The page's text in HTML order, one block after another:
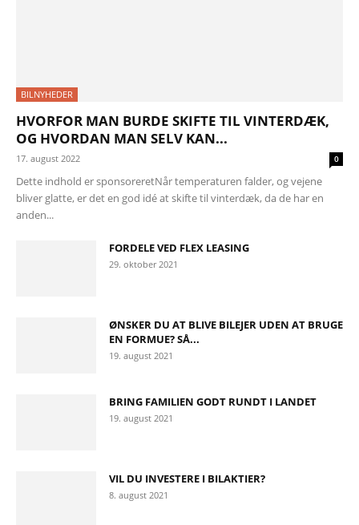
BILNYHEDER
HVORFOR MAN BURDE SKIFTE TIL VINTERDÆK,
OG HVORDAN MAN SELV KAN...
17. august 2022 0
Dette indhold er sponsoreretNår temperaturen falder, og vejene
bliver glatte, er det en god idé at skifte til vinterdæk, da de har en
anden...
FORDELE VED FLEX LEASING
29. oktober 2021
ØNSKER DU AT BLIVE BILEJER UDEN AT BRUGE
EN FORMUE? SÅ...
19. august 2021
BRING FAMILIEN GODT RUNDT I LANDET
19. august 2021
VIL DU INVESTERE I BILAKTIER?
8. august 2021